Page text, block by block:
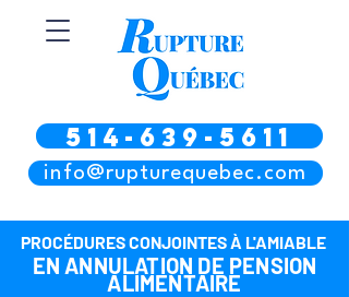
514-639-5611
info@rupturequebec.com
PROCÉDURES CONJOINTES À L'AMIABLE
EN ANNULATION DE PENSION
ALIMENTAIRE